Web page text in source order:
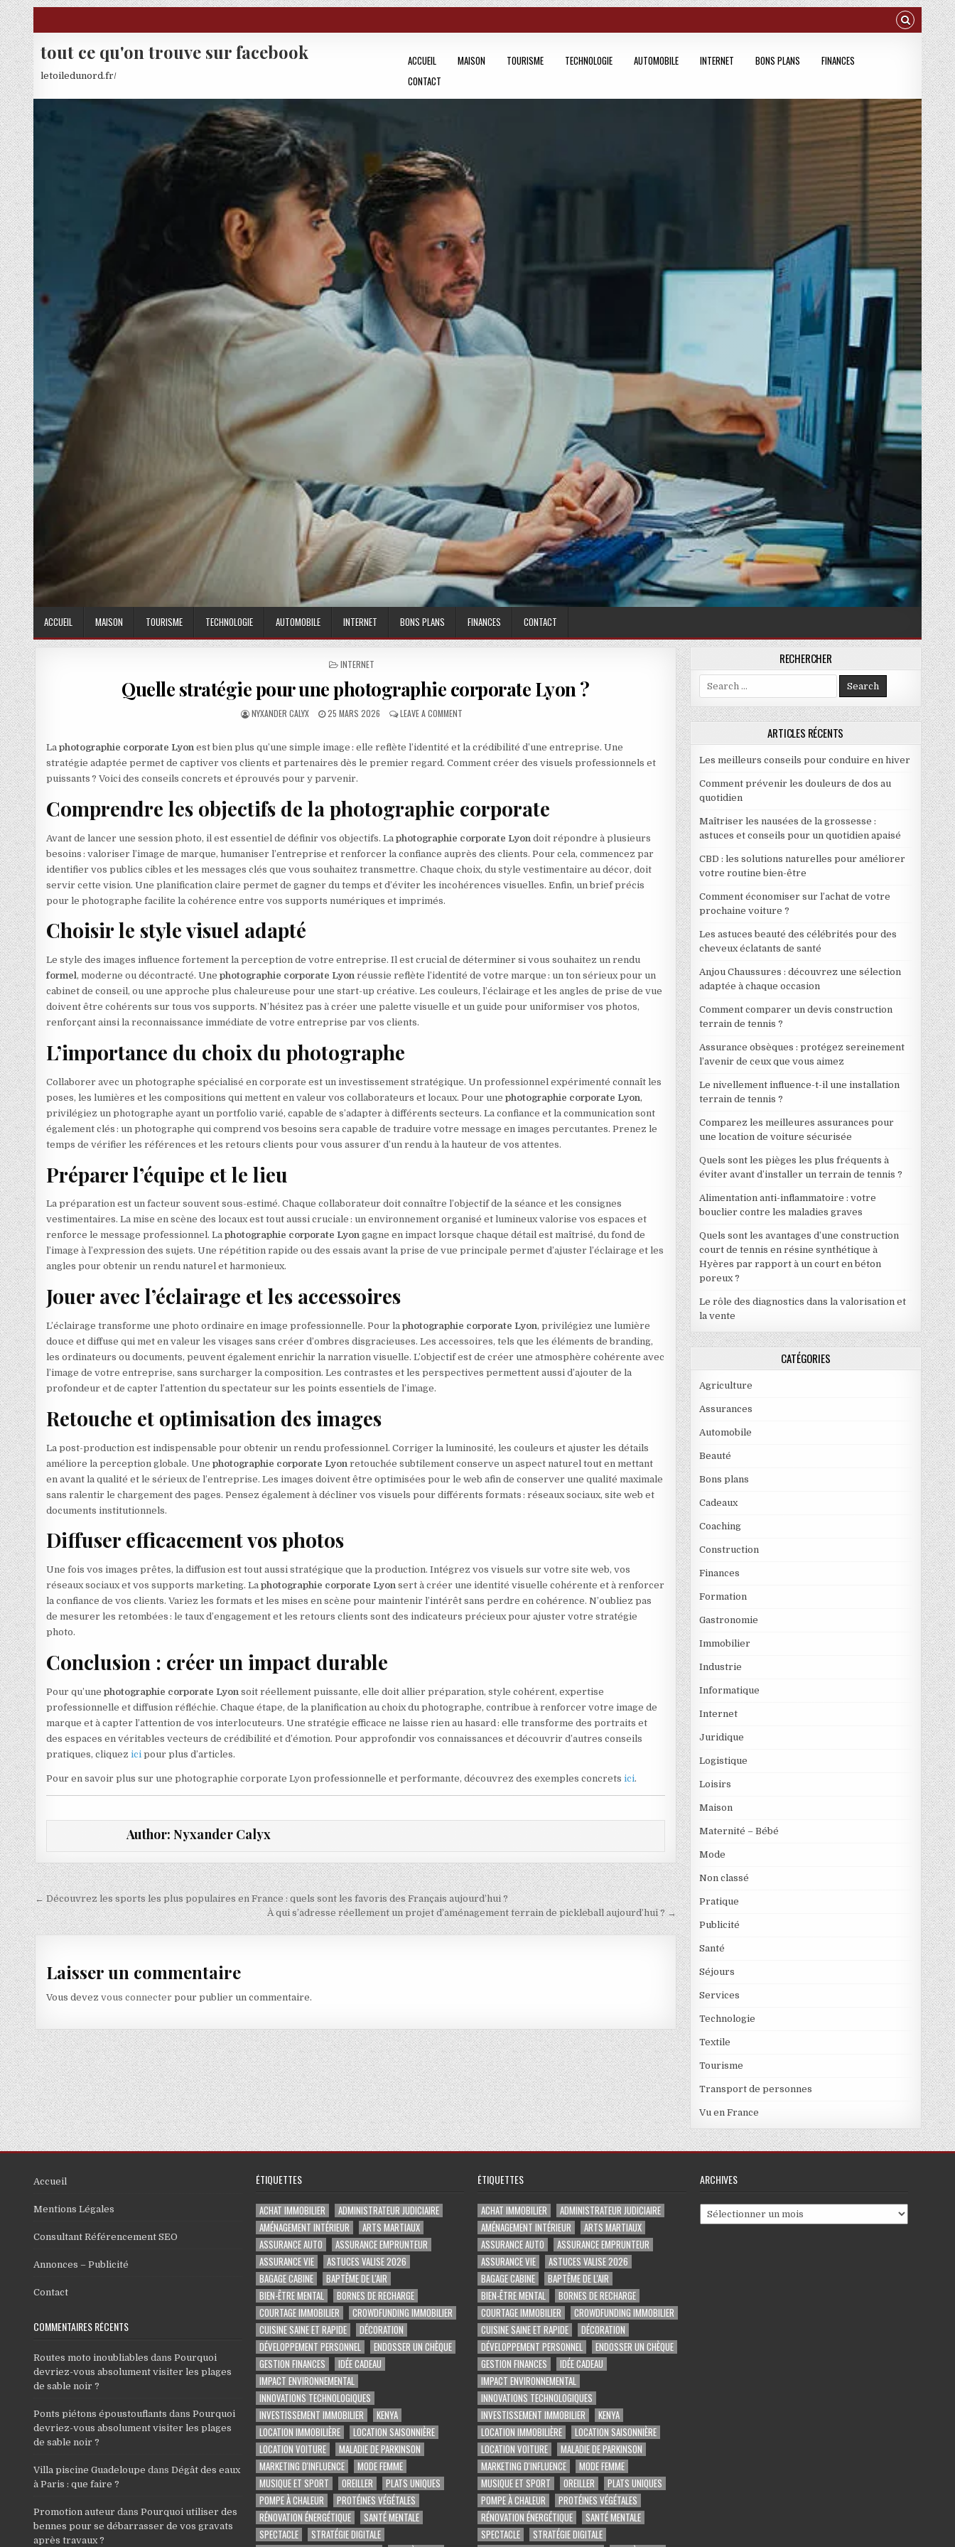
Skip to content
tout ce qu'on trouve sur facebook
letoiledunord.fr/
ACCUEIL MAISON TOURISME TECHNOLOGIE AUTOMOBILE INTERNET BONS PLANS
FINANCES
CONTACT
ACCUEIL MAISON TOURISME TECHNOLOGIE AUTOMOBILE INTERNET BONS PLANS FINANCES CONTACT
POSTED IN
INTERNET
Quelle stratégie pour une photographie corporate Lyon ?
AUTHOR:
NYXANDER CALYX PUBLISHED DATE:
25 MARS 2026 LEAVE A COMMENT ON QUELLE STRATÉGIE POUR UNE PHOTOGRAPHIE CORPORATE LYON ?
Laphotographie corporate Lyon est bien plus qu’une simple image : elle reflète l’identité et la crédibilité d’une entreprise. Une
stratégie adaptée permet de captiver vos clients et partenaires dès le premier regard. Comment créer des visuels professionnels et
puissants ? Voici des conseils concrets et éprouvés pour y parvenir.
Comprendre les objectifs de la photographie corporate
Avant de lancer une session photo, il est essentiel de définir vos objectifs. Laphotographie corporate Lyon doit répondre à plusieurs
besoins : valoriser l’image de marque, humaniser l’entreprise et renforcer la confiance auprès des clients. Pour cela, commencez par
identifier vos publics cibles et les messages clés que vous souhaitez transmettre. Chaque choix, du style vestimentaire au décor, doit
servir cette vision. Une planification claire permet de gagner du temps et d’éviter les incohérences visuelles. Enfin, un brief précis
pour le photographe facilite la cohérence entre vos supports numériques et imprimés.
Choisir le style visuel adapté
Le style des images influence fortement la perception de votre entreprise. Il est crucial de déterminer si vous souhaitez un rendu
formel, moderne ou décontracté. Unephotographie corporate Lyon réussie reflète l’identité de votre marque : un ton sérieux pour un
cabinet de conseil, ou une approche plus chaleureuse pour une start-up créative. Les couleurs, l’éclairage et les angles de prise de vue
doivent être cohérents sur tous vos supports. N’hésitez pas à créer une palette visuelle et un guide pour uniformiser vos photos,
renforçant ainsi la reconnaissance immédiate de votre entreprise par vos clients.
L’importance du choix du photographe
Collaborer avec un photographe spécialisé en corporate est un investissement stratégique. Un professionnel expérimenté connaît les
poses, les lumières et les compositions qui mettent en valeur vos collaborateurs et locaux. Pour unephotographie corporate Lyon,
privilégiez un photographe ayant un portfolio varié, capable de s’adapter à différents secteurs. La confiance et la communication sont
également clés : un photographe qui comprend vos besoins sera capable de traduire votre message en images percutantes. Prenez le
temps de vérifier les références et les retours clients pour vous assurer d’un rendu à la hauteur de vos attentes.
Préparer l’équipe et le lieu
La préparation est un facteur souvent sous-estimé. Chaque collaborateur doit connaître l’objectif de la séance et les consignes
vestimentaires. La mise en scène des locaux est tout aussi cruciale : un environnement organisé et lumineux valorise vos espaces et
renforce le message professionnel. Laphotographie corporate Lyon gagne en impact lorsque chaque détail est maîtrisé, du fond de
l’image à l’expression des sujets. Une répétition rapide ou des essais avant la prise de vue principale permet d’ajuster l’éclairage et les
angles pour obtenir un rendu naturel et harmonieux.
Jouer avec l’éclairage et les accessoires
L’éclairage transforme une photo ordinaire en image professionnelle. Pour laphotographie corporate Lyon, privilégiez une lumière
douce et diffuse qui met en valeur les visages sans créer d’ombres disgracieuses. Les accessoires, tels que les éléments de branding,
les ordinateurs ou documents, peuvent également enrichir la narration visuelle. L’objectif est de créer une atmosphère cohérente avec
l’image de votre entreprise, sans surcharger la composition. Les contrastes et les perspectives permettent aussi d’ajouter de la
profondeur et de capter l’attention du spectateur sur les points essentiels de l’image.
Retouche et optimisation des images
La post-production est indispensable pour obtenir un rendu professionnel. Corriger la luminosité, les couleurs et ajuster les détails
améliore la perception globale. Unephotographie corporate Lyon retouchée subtilement conserve un aspect naturel tout en mettant
en avant la qualité et le sérieux de l’entreprise. Les images doivent être optimisées pour le web afin de conserver une qualité maximale
sans ralentir le chargement des pages. Pensez également à décliner vos visuels pour différents formats : réseaux sociaux, site web et
documents institutionnels.
Diffuser efficacement vos photos
Une fois vos images prêtes, la diffusion est tout aussi stratégique que la production. Intégrez vos visuels sur votre site web, vos
réseaux sociaux et vos supports marketing. Laphotographie corporate Lyon sert à créer une identité visuelle cohérente et à renforcer
la confiance de vos clients. Variez les formats et les mises en scène pour maintenir l’intérêt sans perdre en cohérence. N’oubliez pas
de mesurer les retombées : le taux d’engagement et les retours clients sont des indicateurs précieux pour ajuster votre stratégie
photo.
Conclusion : créer un impact durable
Pour qu’unephotographie corporate Lyon soit réellement puissante, elle doit allier préparation, style cohérent, expertise
professionnelle et diffusion réfléchie. Chaque étape, de la planification au choix du photographe, contribue à renforcer votre image de
marque et à capter l’attention de vos interlocuteurs. Une stratégie efficace ne laisse rien au hasard : elle transforme des portraits et
des espaces en véritables vecteurs de crédibilité et d’émotion. Pour approfondir vos connaissances et découvrir d’autres conseils
pratiques, cliquezicipour plus d’articles.
Pour en savoir plus sur une photographie corporate Lyon professionnelle et performante, découvrez des exemples concretsici.
Author: Nyxander Calyx
Navigation de l’article
← Découvrez les sports les plus populaires en France : quels sont les favoris des Français aujourd’hui ?
À qui s’adresse réellement un projet d’aménagement terrain de pickleball aujourd’hui ? →
Laisser un commentaire
Vous devezvous connecter pour publier un commentaire.
RECHERCHER
Search for:
ARTICLES RÉCENTS
Les meilleurs conseils pour conduire en hiver
Comment prévenir les douleurs de dos au
quotidien
Maîtriser les nausées de la grossesse :
astuces et conseils pour un quotidien apaisé
CBD : les solutions naturelles pour améliorer
votre routine bien-être
Comment économiser sur l’achat de votre
prochaine voiture ?
Les astuces beauté des célébrités pour des
cheveux éclatants de santé
Anjou Chaussures : découvrez une sélection
adaptée à chaque occasion
Comment comparer un devis construction
terrain de tennis ?
Assurance obsèques : protégez sereinement
l’avenir de ceux que vous aimez
Le nivellement influence-t-il une installation
terrain de tennis ?
Comparez les meilleures assurances pour
une location de voiture sécurisée
Quels sont les pièges les plus fréquents à
éviter avant d’installer un terrain de tennis ?
Alimentation anti-inflammatoire : votre
bouclier contre les maladies graves
Quels sont les avantages d’une construction
court de tennis en résine synthétique à
Hyères par rapport à un court en béton
poreux ?
Le rôle des diagnostics dans la valorisation et
la vente
CATÉGORIES
Agriculture
Assurances
Automobile
Beauté
Bons plans
Cadeaux
Coaching
Construction
Finances
Formation
Gastronomie
Immobilier
Industrie
Informatique
Internet
Juridique
Logistique
Loisirs
Maison
Maternité – Bébé
Mode
Non classé
Pratique
Publicité
Santé
Séjours
Services
Technologie
Textile
Tourisme
Transport de personnes
Vu en France
Accueil
Mentions Légales
Consultant Référencement SEO
Annonces – Publicité
Contact
COMMENTAIRES RÉCENTS
Routes moto inoubliables dans Pourquoi
devriez-vous absolument visiter les plages
de sable noir ?
Ponts piétons époustouflants dans Pourquoi
devriez-vous absolument visiter les plages
de sable noir ?
Villa piscine Guadeloupe dans Dégât des eaux
à Paris : que faire ?
Promotion auteur dans Pourquoi utiliser des
bennes pour se débarrasser de vos gravats
après travaux ?
ÉTIQUETTES
ACHAT IMMOBILIER
ADMINISTRATEUR JUDICIAIRE
AMÉNAGEMENT INTÉRIEUR
ARTS MARTIAUX
ASSURANCE AUTO
ASSURANCE EMPRUNTEUR
ASSURANCE VIE
ASTUCES VALISE 2026
BAGAGE CABINE
BAPTÊME DE L'AIR
BIEN-ÊTRE MENTAL
BORNES DE RECHARGE
COURTAGE IMMOBILIER
CROWDFUNDING IMMOBILIER
CUISINE SAINE ET RAPIDE
DÉCORATION
DÉVELOPPEMENT PERSONNEL
ENDOSSER UN CHÈQUE
GESTION FINANCES
IDÉE CADEAU
IMPACT ENVIRONNEMENTAL
INNOVATIONS TECHNOLOGIQUES
INVESTISSEMENT IMMOBILIER
KENYA
LOCATION IMMOBILIÈRE
LOCATION SAISONNIÈRE
LOCATION VOITURE
MALADIE DE PARKINSON
MARKETING D'INFLUENCE
MODE FEMME
MUSIQUE ET SPORT
OREILLER
PLATS UNIQUES
POMPE À CHALEUR
PROTÉINES VÉGÉTALES
RÉNOVATION ÉNERGÉTIQUE
SANTÉ MENTALE
SPECTACLE
STRATÉGIE DIGITALE
ÉTIQUETTES
ACHAT IMMOBILIER
ADMINISTRATEUR JUDICIAIRE
AMÉNAGEMENT INTÉRIEUR
ARTS MARTIAUX
ASSURANCE AUTO
ASSURANCE EMPRUNTEUR
ASSURANCE VIE
ASTUCES VALISE 2026
BAGAGE CABINE
BAPTÊME DE L'AIR
BIEN-ÊTRE MENTAL
BORNES DE RECHARGE
COURTAGE IMMOBILIER
CROWDFUNDING IMMOBILIER
CUISINE SAINE ET RAPIDE
DÉCORATION
DÉVELOPPEMENT PERSONNEL
ENDOSSER UN CHÈQUE
GESTION FINANCES
IDÉE CADEAU
IMPACT ENVIRONNEMENTAL
INNOVATIONS TECHNOLOGIQUES
INVESTISSEMENT IMMOBILIER
KENYA
LOCATION IMMOBILIÈRE
LOCATION SAISONNIÈRE
LOCATION VOITURE
MALADIE DE PARKINSON
MARKETING D'INFLUENCE
MODE FEMME
MUSIQUE ET SPORT
OREILLER
PLATS UNIQUES
POMPE À CHALEUR
PROTÉINES VÉGÉTALES
RÉNOVATION ÉNERGÉTIQUE
SANTÉ MENTALE
SPECTACLE
STRATÉGIE DIGITALE
ARCHIVES
Archives